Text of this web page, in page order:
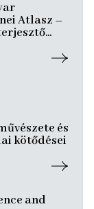
Atlasz –
és
kötődései
and